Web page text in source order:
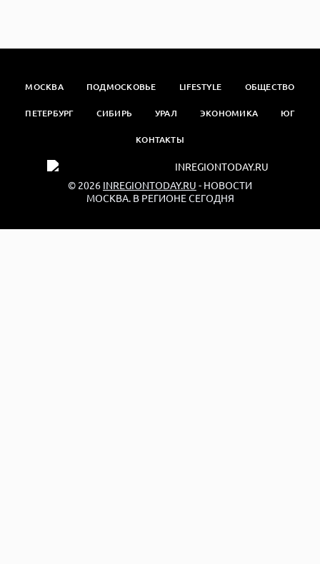
МОСКВА ПОДМОСКОВЬЕ LIFESTYLE ОБЩЕСТВО
ПЕТЕРБУРГ СИБИРЬ УРАЛ ЭКОНОМИКА ЮГ
КОНТАКТЫ
© 2026 INREGIONTODAY.RU - НОВОСТИ
МОСКВА. В РЕГИОНЕ СЕГОДНЯ